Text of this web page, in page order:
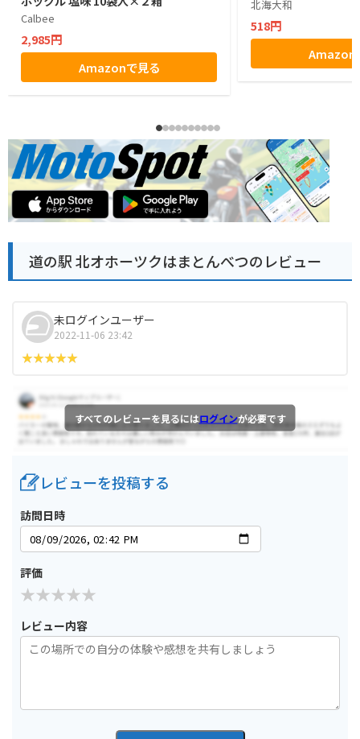
Calbee
2,985円
Amazonで見る
北海大和
518円
Amazon
道の駅 北オホーツクはまとんべつのレビュー
未ログインユーザー
2022-11-06 23:42
すべてのレビューを見るにはログインが必要です
レビューを投稿する
訪問日時
評価
レビュー内容